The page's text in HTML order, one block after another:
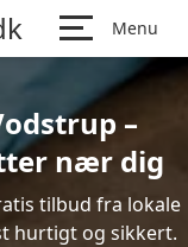
Menu
–
nær dig
tilbud fra lokale
hurtigt og sikkert.